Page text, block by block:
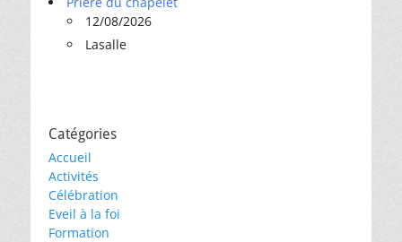
12/08/2026
Lasalle
Catégories
Accueil
Activités
Célébration
Eveil à la foi
Formation